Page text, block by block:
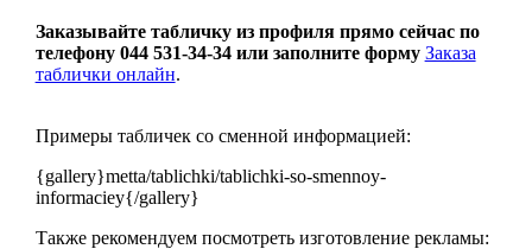
Заказывайте табличку из профиля прямо сейчас по
телефону 044 531-34-34 или заполните форму Заказа
таблички онлайн.
Примеры табличек со сменной информацией:
{gallery}metta/tablichki/tablichki-so-smennoy-
informaciey{/gallery}
Также рекомендуем посмотреть изготовление рекламы: